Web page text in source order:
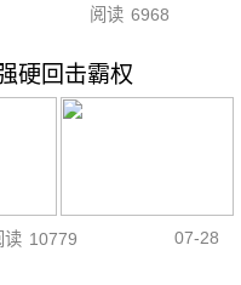
阅读 6968
硬回击霸权
读 10779 07-28